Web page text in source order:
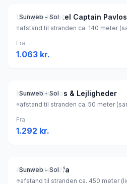
Sunweb - Sol
Lejlighedshotel Captain Pavlos
Fra
1.063 kr.
Sunweb - Sol
Melitti Studios & Lejligheder
Fra
1.292 kr.
Sunweb - Sol
Aparthotel Alfa